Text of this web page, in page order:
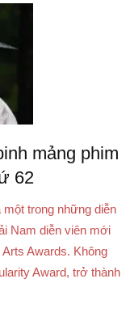
mảng phim
62
trong những diễn
Nam diễn viên mới
Awards. Không
Award, trở thành